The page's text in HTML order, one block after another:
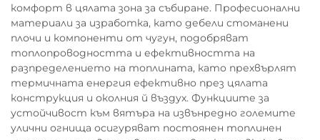
комфорт в цялата зона за събиране. Професионални
материали за изработка, като дебели стоманени
плочи и компоненти от чугун, подобряват
топлопроводността и ефективността на
разпределението на топлината, като прехвърлят
термичната енергия ефективно през цялата
конструкция и околния й въздух. Функциите за
устойчивост към вятъра на извънредно големите
улични огнища осигуряват постоянен топлинен